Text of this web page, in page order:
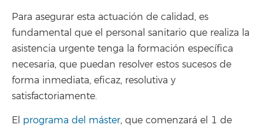
Para asegurar esta actuación de calidad, es
fundamental que el personal sanitario que realiza la
asistencia urgente tenga la formación específica
necesaria, que puedan resolver estos sucesos de
forma inmediata, eficaz, resolutiva y
satisfactoriamente.
El programa del máster, que comenzará el 1 de